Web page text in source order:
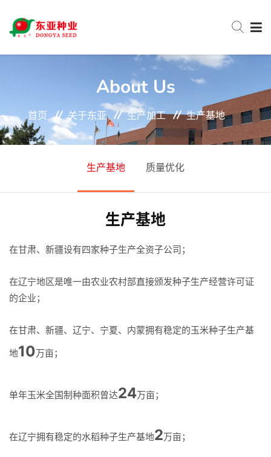
关于东亚
服务与支持
招贤纳士
官方商城
About Us
首页 关于东亚 生产加工 生产基地
生产基地 质量优化
生产基地
在甘肃、新疆设有四家种子生产全资子公司；
在辽宁地区是唯一由农业农村部直接颁发种子生产经营许可证
的企业；
在甘肃、新疆、辽宁、宁夏、内蒙拥有稳定的玉米种子生产基
地10万亩；
单年玉米全国制种面积曾达24万亩；
在辽宁拥有稳定的水稻种子生产基地2万亩；